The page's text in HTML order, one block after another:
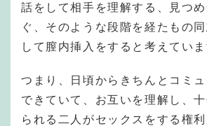
話をして相手を理解する、見つ
ぐ、そのような段階を経たもの
して膣内挿入をすると考えていま
つまり、日頃からきちんとコミ
できていて、お互いを理解し、
られる二人がセックスをする権利